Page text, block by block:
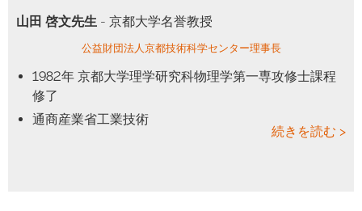
山田 啓文先生 - 京都大学名誉教授
公益財団法人京都技術科学センター理事長
1982年 京都大学理学研究科物理学第一専攻修士課程
修了
通商産業省工業技術
続きを読む >